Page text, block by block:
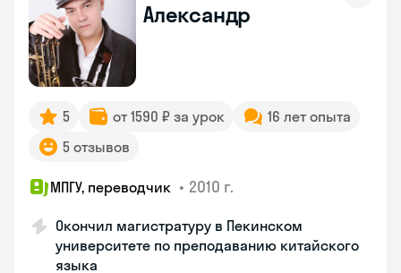
Александр
5 от 1590 ₽ за урок
16 лет опыта
5 отзывов
МПГУ, переводчик • 2010 г.
Окончил магистратуру в Пекинском
университете по преподаванию китайского
языка